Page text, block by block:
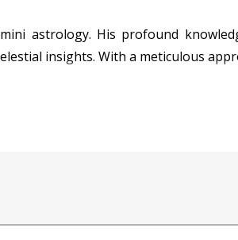
astrology. His profound
insights. With a meticulous
predictions and remedies. His
guidance, making him a revered